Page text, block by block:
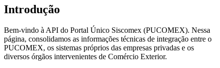
Introdução
Bem-vindo à API do Portal Único Siscomex (PUCOMEX). Nessa
página, consolidamos as informações técnicas de integração entre o
PUCOMEX, os sistemas próprios das empresas privadas e os
diversos órgãos intervenientes de Comércio Exterior.